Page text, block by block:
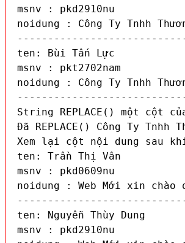
msnv : pkd2910nu
noidung : Công Ty Tnhh
ten: Bùi Tấn Lực
msnv : pkt2702nam
noidung : Công Ty Tnhh
String REPLACE() một cột
Đã REPLACE() Công Ty Tnhh
Xem lại cột nội dung sau
ten: Trần Thị Vân
msnv : pkd0609nu
noidung : Web Mới xin chào
ten: Nguyễn Thùy Dung
msnv : pkd2910nu